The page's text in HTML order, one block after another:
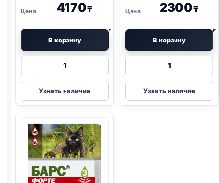
4170₸
В корзину
Количество
Барс
спрей
инсектоакарицидный
кошек
100
мл
Узнать наличие
2300₸
В корзину
Количество
Капли
глазные
Анандин
Узнать наличие